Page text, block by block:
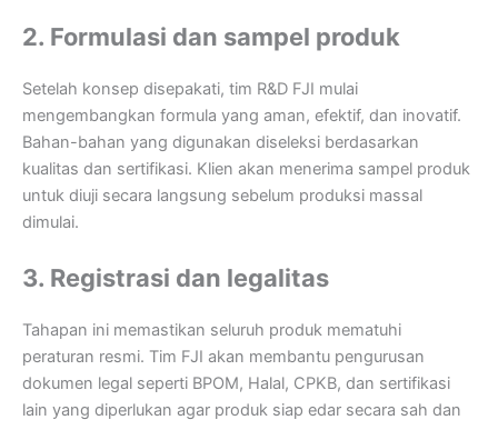
2. Formulasi dan sampel produk
Setelah konsep disepakati, tim R&D FJI mulai
mengembangkan formula yang aman, efektif, dan inovatif.
Bahan-bahan yang digunakan diseleksi berdasarkan
kualitas dan sertifikasi. Klien akan menerima sampel produk
untuk diuji secara langsung sebelum produksi massal
dimulai.
3. Registrasi dan legalitas
Tahapan ini memastikan seluruh produk mematuhi
peraturan resmi. Tim FJI akan membantu pengurusan
dokumen legal seperti BPOM, Halal, CPKB, dan sertifikasi
lain yang diperlukan agar produk siap edar secara sah dan